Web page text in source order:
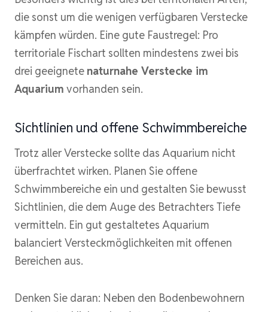
die sonst um die wenigen verfügbaren Verstecke
kämpfen würden. Eine gute Faustregel: Pro
territoriale Fischart sollten mindestens zwei bis
drei geeignete naturnahe Verstecke im
Aquarium vorhanden sein.
Sichtlinien und offene Schwimmbereiche
Trotz aller Verstecke sollte das Aquarium nicht
überfrachtet wirken. Planen Sie offene
Schwimmbereiche ein und gestalten Sie bewusst
Sichtlinien, die dem Auge des Betrachters Tiefe
vermitteln. Ein gut gestaltetes Aquarium
balanciert Versteckmöglichkeiten mit offenen
Bereichen aus.
Denken Sie daran: Neben den Bodenbewohnern